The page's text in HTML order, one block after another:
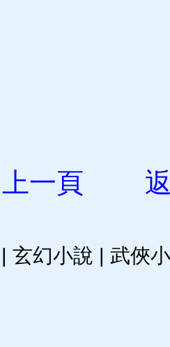
上一頁
| 玄幻小說 | 武俠